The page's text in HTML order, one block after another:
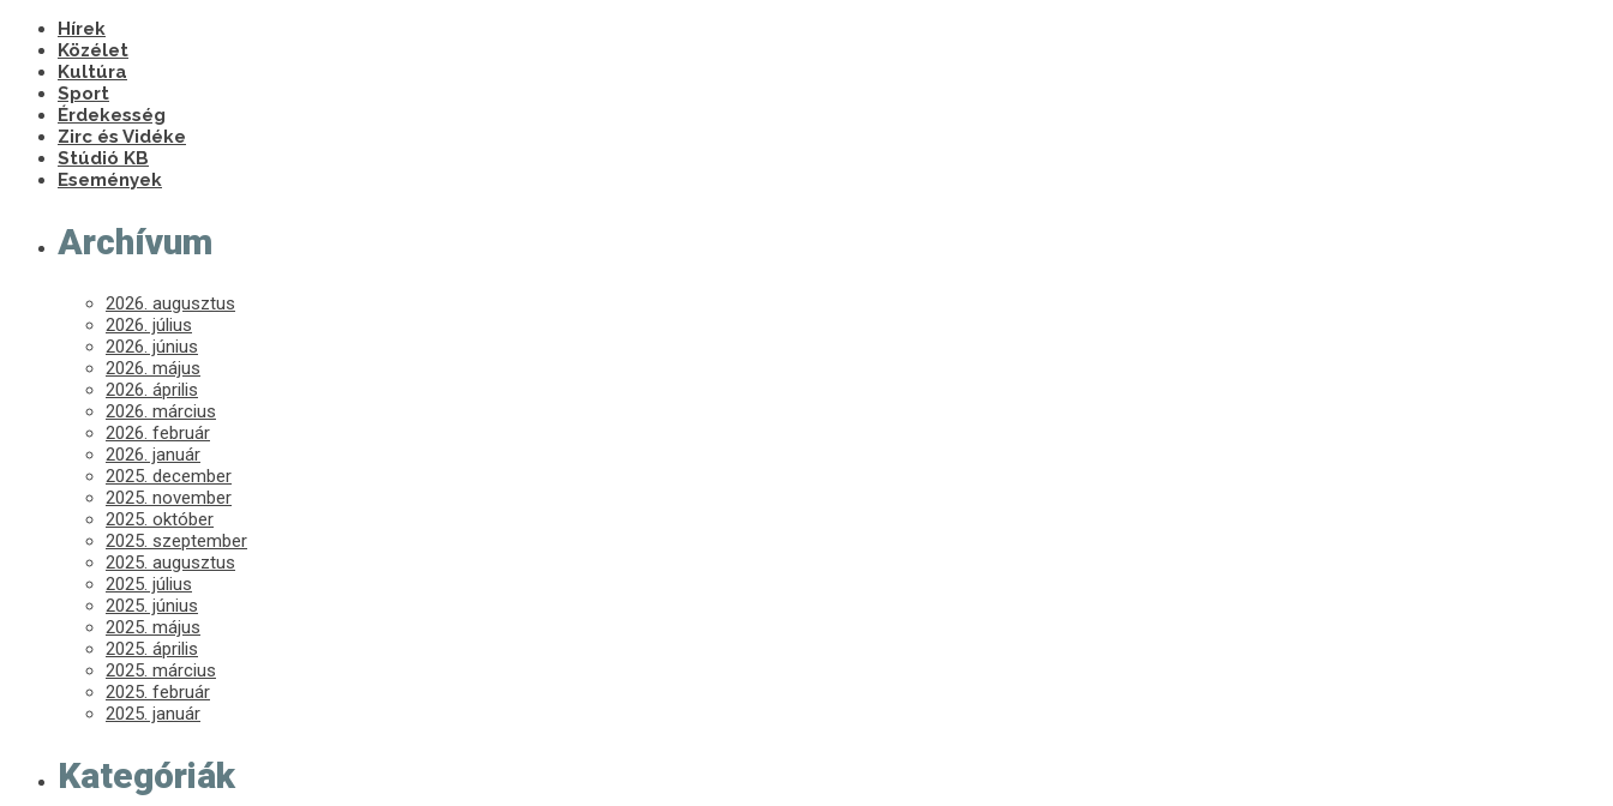
Hírek
Közélet
Kultúra
Sport
Érdekesség
Zirc és Vidéke
Stúdió KB
Események
Archívum
2026. augusztus
2026. július
2026. június
2026. május
2026. április
2026. március
2026. február
2026. január
2025. december
2025. november
2025. október
2025. szeptember
2025. augusztus
2025. július
2025. június
2025. május
2025. április
2025. március
2025. február
2025. január
Kategóriák